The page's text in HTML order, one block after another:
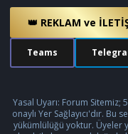
👑 REKLAM ve
Teams
Yasal Uyarı: Forum Sitemiz;
onaylı Yer Sağlayıcı'dır.
yükümlülüğü yoktur. Üyeler